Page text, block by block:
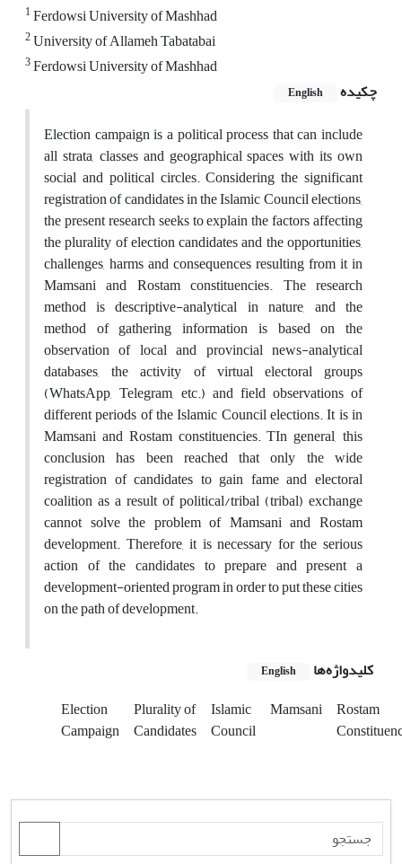
1Ferdowsi University of Mashhad
2University of Allameh Tabatabai
3Ferdowsi University of Mashhad
چکیده
English
Election campaign is a political process that can include
all strata, classes and geographical spaces with its own
social and political circles. Considering the significant
registration of candidates in the Islamic Council elections,
the present research seeks to explain the factors affecting
the plurality of election candidates and the opportunities,
challenges, harms and consequences resulting from it in
Mamsani and Rostam constituencies. The research
method is descriptive-analytical in nature, and the
method of gathering information is based on the
observation of local and provincial news-analytical
databases, the activity of virtual electoral groups
(WhatsApp, Telegram, etc.) and field observations of
different periods of the Islamic Council elections. It is in
Mamsani and Rostam constituencies. TIn general, this
conclusion has been reached that only the wide
registration of candidates to gain fame and electoral
coalition as a result of political/tribal (tribal) exchange
cannot solve the problem of Mamsani and Rostam
development. Therefore, it is necessary for the serious
action of the candidates to prepare and present a
development-oriented program in order to put these cities
on the path of development.
کلیدواژه‌ها English
Election
Campaign
Plurality of
Candidates
Islamic
Council
Mamsani Rostam